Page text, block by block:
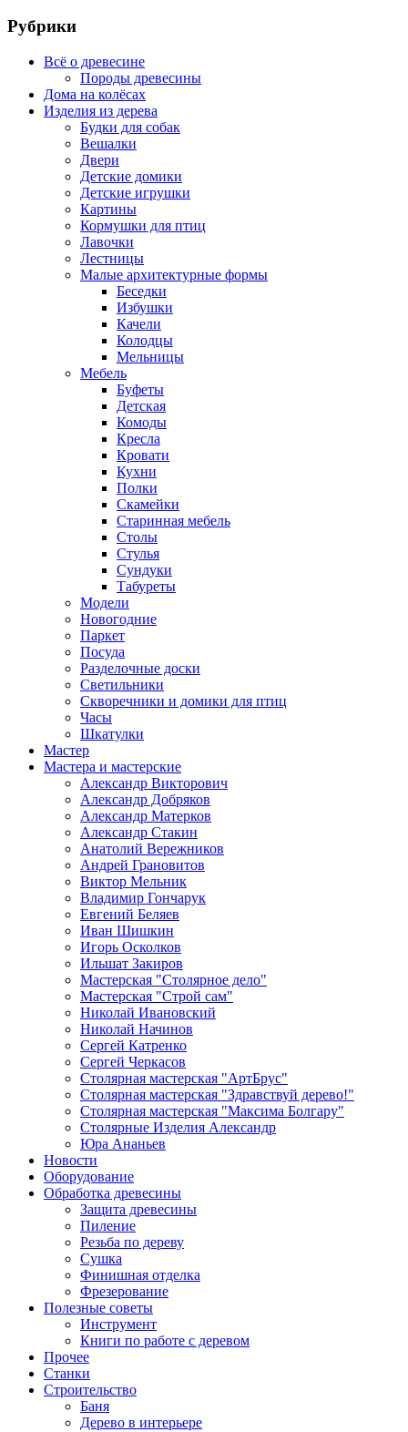
Рубрики
Всё о древесине
Породы древесины
Дома на колёсах
Изделия из дерева
Будки для собак
Вешалки
Двери
Детские домики
Детские игрушки
Картины
Кормушки для птиц
Лавочки
Лестницы
Малые архитектурные формы
Беседки
Избушки
Качели
Колодцы
Мельницы
Мебель
Буфеты
Детская
Комоды
Кресла
Кровати
Кухни
Полки
Скамейки
Старинная мебель
Столы
Стулья
Сундуки
Табуреты
Модели
Новогодние
Паркет
Посуда
Разделочные доски
Светильники
Скворечники и домики для птиц
Часы
Шкатулки
Мастер
Мастера и мастерские
Александр Викторович
Александр Добряков
Александр Матерков
Александр Стакин
Анатолий Вережников
Андрей Грановитов
Виктор Мельник
Владимир Гончарук
Евгений Беляев
Иван Шишкин
Игорь Осколков
Ильшат Закиров
Мастерская "Столярное дело"
Мастерская "Строй сам"
Николай Ивановский
Николай Начинов
Сергей Катренко
Сергей Черкасов
Столярная мастерская "АртБрус"
Столярная мастерская "Здравствуй дерево!"
Столярная мастерская "Максима Болгару"
Столярные Изделия Александр
Юра Ананьев
Новости
Оборудование
Обработка древесины
Защита древесины
Пиление
Резьба по дереву
Сушка
Финишная отделка
Фрезерование
Полезные советы
Инструмент
Книги по работе с деревом
Прочее
Станки
Строительство
Баня
Дерево в интерьере